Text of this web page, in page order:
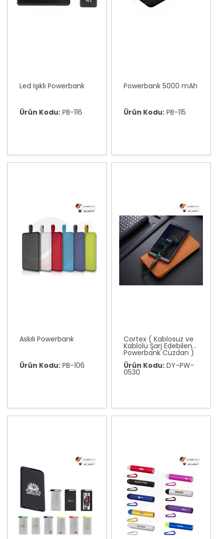
Led Işıklı Powerbank
Ürün Kodu: PB-116
Powerbank 5000 mAh
Ürün Kodu: PB-115
Askılı Powerbank
Ürün Kodu: PB-106
Cortex ( Kablosuz ve
Kablolu Şarj Edebilen
Powerbank Cüzdan )
Ürün Kodu: DY-PW-
0530